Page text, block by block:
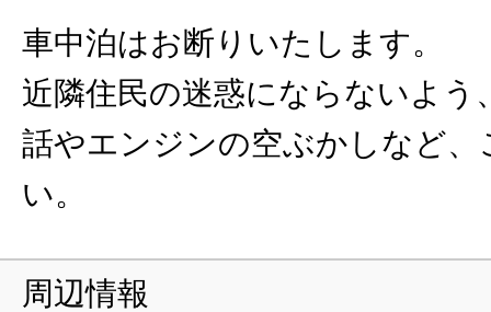
車中泊はお断りいたします。
近隣住民の迷惑にならないよう
話やエンジンの空ぶかしなど、
い。
周辺情報